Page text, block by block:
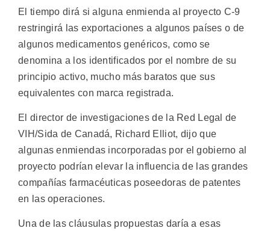
El tiempo dirá si alguna enmienda al proyecto C-9
restringirá las exportaciones a algunos países o de
algunos medicamentos genéricos, como se
denomina a los identificados por el nombre de su
principio activo, mucho más baratos que sus
equivalentes con marca registrada.
El director de investigaciones de la Red Legal de
VIH/Sida de Canadá, Richard Elliot, dijo que
algunas enmiendas incorporadas por el gobierno al
proyecto podrían elevar la influencia de las grandes
compañías farmacéuticas poseedoras de patentes
en las operaciones.
Una de las cláusulas propuestas daría a esas